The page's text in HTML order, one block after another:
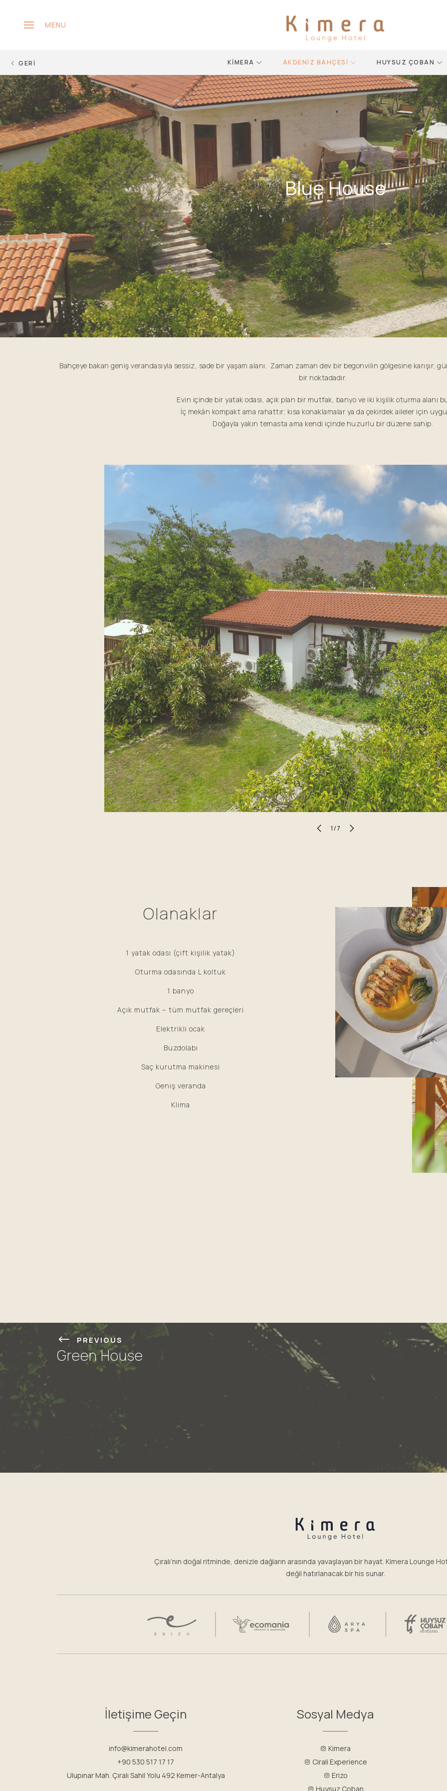
MENU
GERİ KİMERA AKDENİZ BAHÇESİ HUYSUZ ÇOBAN
Blue House
Bahçeye bakan geniş verandasıyla sessiz, sade bir yaşam alanı. Zaman zaman dev bir begonvilin gölgesine karışır;
bir noktadadır.
Evin içinde bir yatak odası, açık plan bir mutfak, banyo ve iki kişilik oturma alanı
İç mekân kompakt ama rahattır; kısa konaklamalar ya da çekirdek aileler için
Doğayla yakın temasta ama kendi içinde huzurlu bir düzene sahip.
1/7
Olanaklar
1 yatak odası (çift kişilik yatak)
Oturma odasında L koltuk
1 banyo
Açık mutfak – tüm mutfak gereçleri
Elektrikli ocak
Buzdolabı
Saç kurutma makinesi
Geniş veranda
Klima
PREVIOUS
Green House
Çıralı’nın doğal ritminde, denizle dağların arasında yavaşlayan bir hayat. Kimera Lounge
değil hatırlanacak bir his sunar.
İletişime Geçin
info@kimerahotel.com
+90 530 517 17 17
Ulupınar Mah. Çıralı Sahil Yolu 492 Kemer-Antalya
Sosyal Medya
Kimera
Cirali Experience
Erizo
Huysuz Coban